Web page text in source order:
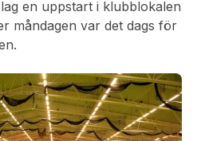
en uppstart i klubblokalen
måndagen var det dags för